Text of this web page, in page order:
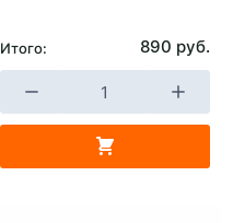
Итого: 890 руб.